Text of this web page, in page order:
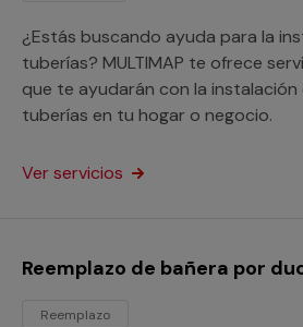
¿Estás buscando ayuda para la
tuberías? MULTIMAP te ofrece
que te ayudarán con la
tuberías en tu hogar o negocio.
Ver servicios
Reemplazo de bañera por
Reemplazo